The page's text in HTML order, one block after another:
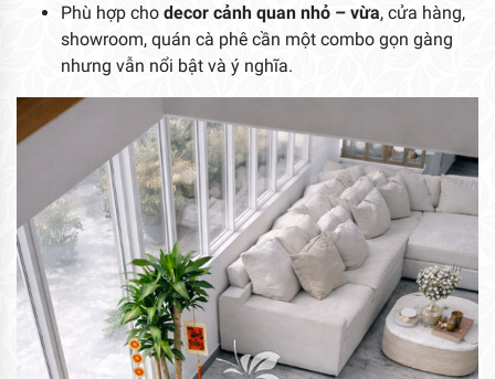
Phù hợp cho decor cảnh quan nhỏ – vừa, cửa hàng,
showroom, quán cà phê cần một combo gọn gàng
nhưng vẫn nổi bật và ý nghĩa.